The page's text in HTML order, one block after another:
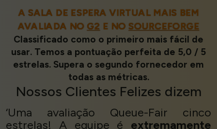
A SALA DE ESPERA VIRTUAL MAIS BEM
AVALIADA NO G2 E NO SOURCEFORGE
Classificado como o primeiro mais fácil de
usar. Temos a pontuação perfeita de 5,0 / 5
estrelas. Supera o segundo fornecedor em
todas as métricas.
Nossos Clientes Felizes dizem
‘Uma avaliação Queue-Fair cinco
estrelas! A equipe é extremamente